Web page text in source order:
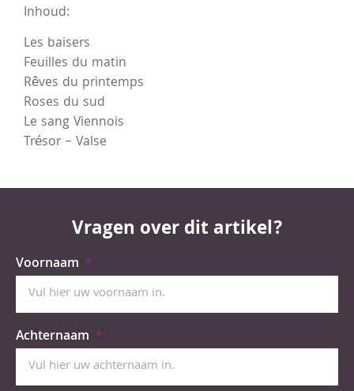
Inhoud:
Les baisers
Feuilles du matin
Rêves du printemps
Roses du sud
Le sang Viennois
Trésor – Valse
Vragen over dit artikel?
Voornaam
Achternaam